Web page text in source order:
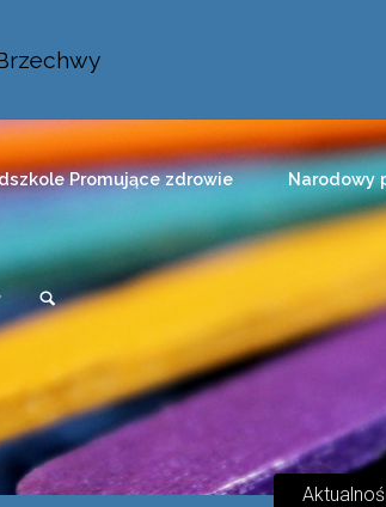
Promujące zdrowie Narodowy